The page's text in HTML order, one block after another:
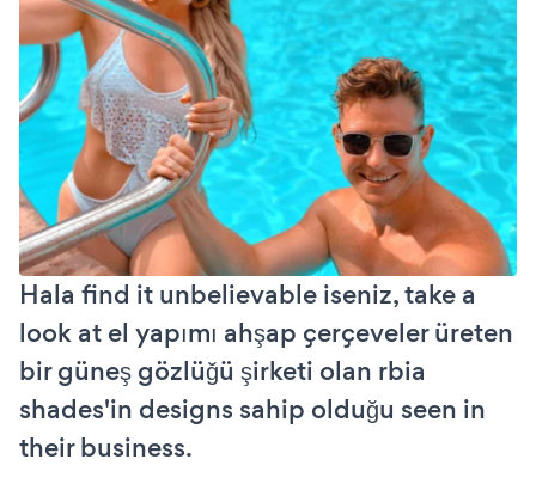
Hala find it unbelievable iseniz, take a
look at el yapımı ahşap çerçeveler üreten
bir güneş gözlüğü şirketi olan rbia
shades'in designs sahip olduğu seen in
their business.